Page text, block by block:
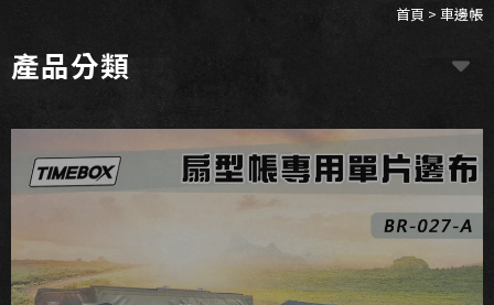
首頁 > 車邊帳
產品分類